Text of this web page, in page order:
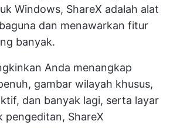
Windows, ShareX adalah alat
dan menawarkan fitur
banyak.
Anda menangkap
gambar wilayah khusus,
dan banyak lagi, serta layar
pengeditan, ShareX